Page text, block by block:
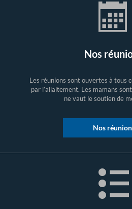
Nos
Les réunions sont ouvertes à tous
par l’allaitement. Les mamans
ne vaut le soutien de
Nos